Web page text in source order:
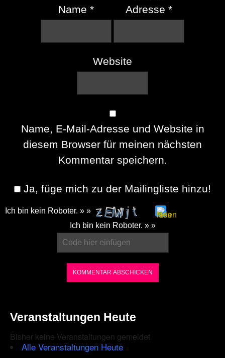
Name *
Adresse*
Website
Name, E-Mail-Adresse und Website in
diesem Browser für meinen nächsten
Kommentar speichern.
Ja, füge mich zu der Mailingliste hinzu!
Ich bin kein Roboter. » »
the
to
Ich bin kein Roboter. » »
Veranstaltungen Heute
Bisher keine Veranstaltungen gemeldet
Alle Veranstaltungen Heute